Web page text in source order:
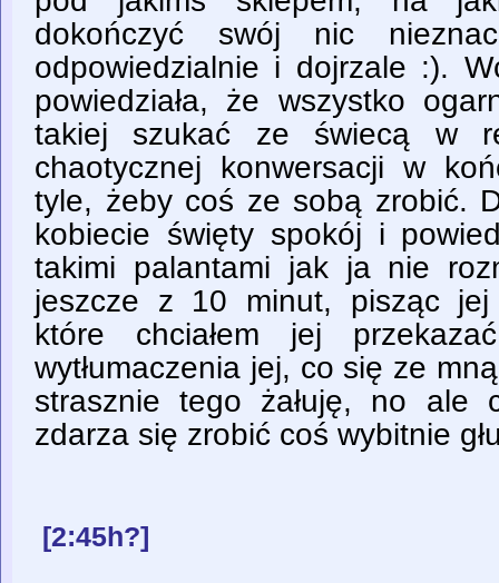
dokończyć swój nic
odpowiedzialnie i dojrzale :).
powiedziała, że wszystko
takiej szukać ze świecą w
chaotycznej konwersacji w
tyle, żeby coś ze sobą zrobić.
kobiecie święty spokój i
takimi palantami jak ja nie
jeszcze z 10 minut, pisząc jej
które chciałem jej
wytłumaczenia jej, co się ze
strasznie tego żałuję, no ale
zdarza się zrobić coś wybitnie
[2:45h?]